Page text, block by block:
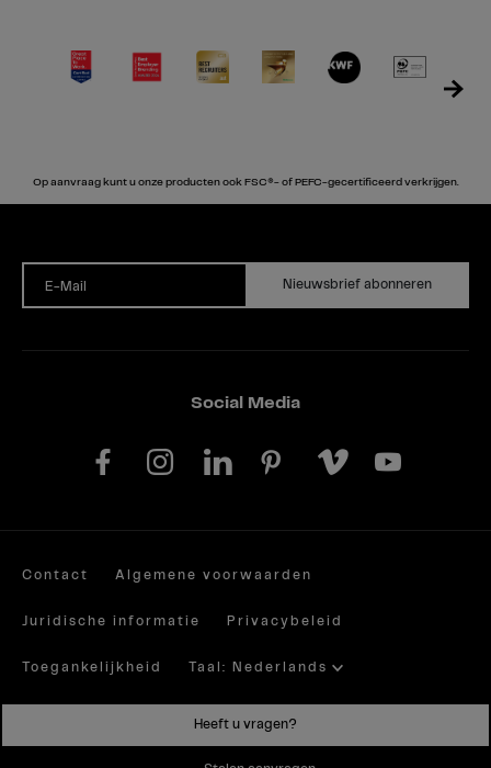
Heeft u vragen?
Op aanvraag kunt u onze producten ook FSC®- of PEFC-gecertificeerd verkrijgen.
E-Mail Nieuwsbrief abonneren
Social Media
Contact Algemene voorwaarden
Juridische informatie Privacybeleid
Toegankelijkheid Taal: Nederlands